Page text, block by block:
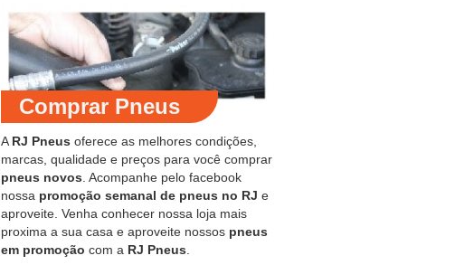
Comprar Pneus
A RJ Pneus oferece as melhores condições,
marcas, qualidade e preços para você comprar
pneus novos . Acompanhe pelo facebook
nossa promoção semanal de pneus no RJ e
aproveite. Venha conhecer nossa loja mais
proxima a sua casa e aproveite nossos pneus
em promoção com a RJ Pneus